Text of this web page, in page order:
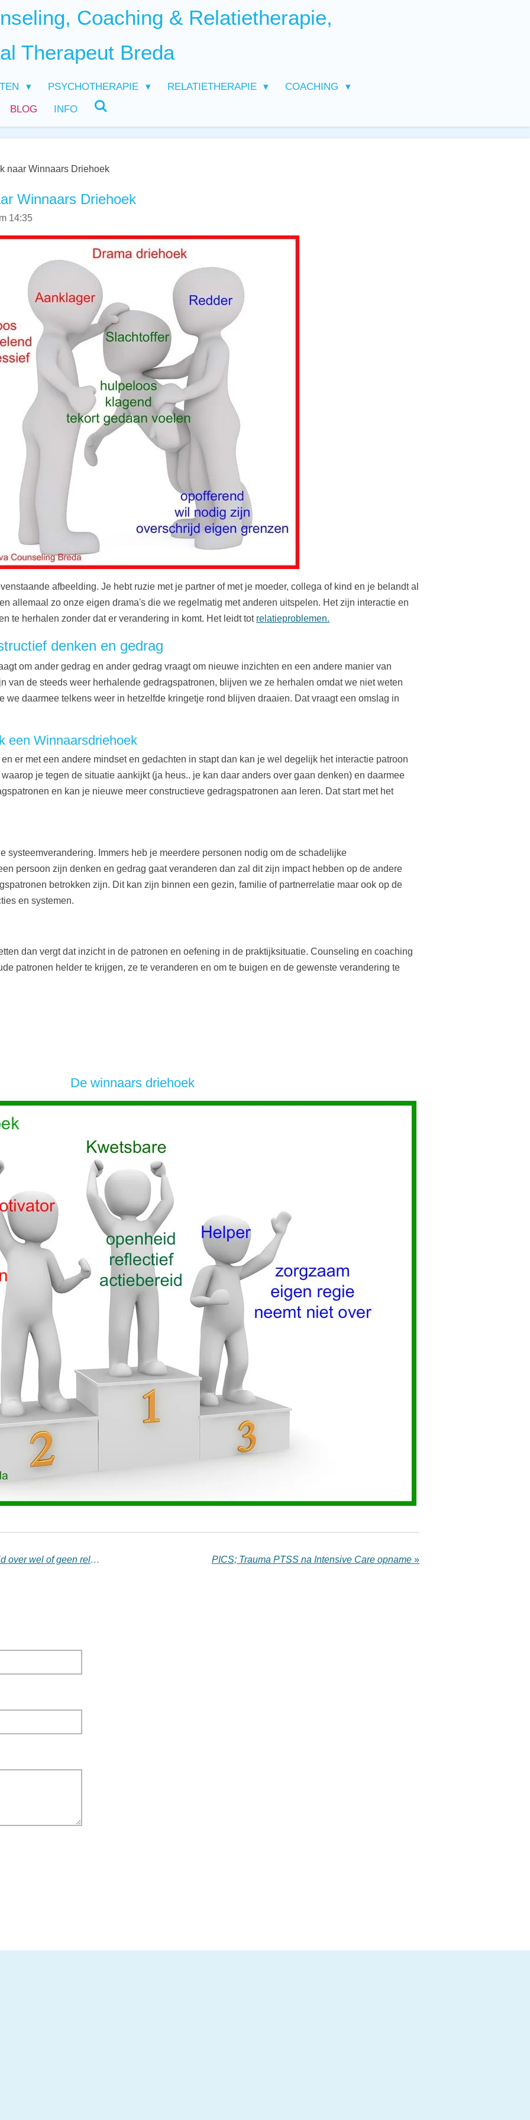
Coaching & Relatietherapie,
Therapeut Breda
PSYCHOTHERAPIE RELATIETHERAPIE
COACHING
BLOG INFO
naar Winnaars Driehoek
Winnaars Driehoek
14:35
afbeelding. Je hebt ruzie met je partner of met je moeder, collega of kind en je belandt al
allemaal zo onze eigen drama's die we regelmatig met anderen uitspelen. Het zijn interactie en
te herhalen zonder dat er verandering in komt. Het leidt tot relatieproblemen.
denken en gedrag
om ander gedrag en ander gedrag vraagt om nieuwe inzichten en een andere manier van
van de steeds weer herhalende gedragspatronen, blijven we ze herhalen omdat we niet weten
we daarmee telkens weer in hetzelfde kringetje rond blijven draaien. Dat vraagt een omslag in
een Winnaarsdriehoek
er met een andere mindset en gedachten in stapt dan kan je wel degelijk het interactie patroon
je tegen de situatie aankijkt (ja heus.. je kan daar anders over gaan denken) en daarmee
en kan je nieuwe meer constructieve gedragspatronen aan leren. Dat start met het
systeemverandering. Immers heb je meerdere personen nodig om de schadelijke
persoon zijn denken en gedrag gaat veranderen dan zal dit zijn impact hebben op de andere
betrokken zijn. Dit kan zijn binnen een gezin, familie of partnerrelatie maar ook op de
en systemen.
dan vergt dat inzicht in de patronen en oefening in de praktijksituatie. Counseling en coaching
patronen helder te krijgen, ze te veranderen en om te buigen en de gewenste verandering te
De winnaars driehoek
Relatietest: in 9 vragen duidelijkheid over wel of geen relatietherapie PICS; Trauma PTSS na Intensive Care opname »